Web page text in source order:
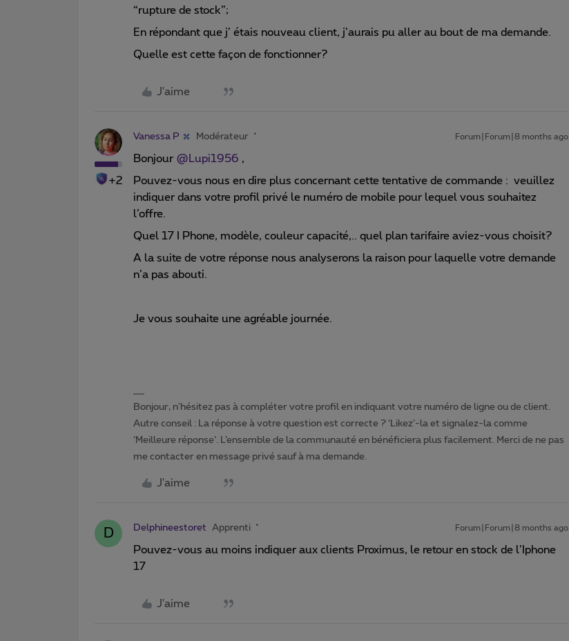
“rupture de stock”;
En répondant que j’ étais nouveau client, j’aurais pu aller au bout de ma demande.
Quelle est cette façon de fonctionner?
J'aime
+2
Vanessa P Modérateur Forum|Forum|8 months ago
Bonjour ​ @Lupi1956 ,
Pouvez-vous nous en dire plus concernant cette tentative de commande : veuillez
indiquer dans votre profil privé le numéro de mobile pour lequel vous souhaitez
l’offre.
Quel 17 I Phone, modèle, couleur capacité,.. quel plan tarifaire aviez-vous choisit?
A la suite de votre réponse nous analyserons la raison pour laquelle votre demande
n’a pas abouti.
Je vous souhaite une agréable journée.
Bonjour, n'hésitez pas à compléter votre profil en indiquant votre numéro de ligne ou de client.
Autre conseil : La réponse à votre question est correcte ? ‘Likez’-la et signalez-la comme
‘Meilleure réponse’. L’ensemble de la communauté en bénéficiera plus facilement. Merci de ne pas
me contacter en message privé sauf à ma demande.
J'aime
D Delphineestoret Apprenti Forum|Forum|8 months ago
Pouvez-vous au moins indiquer aux clients Proximus, le retour en stock de l’Iphone
17
J'aime